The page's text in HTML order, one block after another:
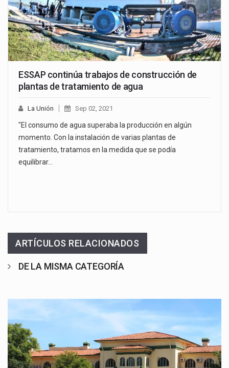
ESSAP continúa trabajos de construcción de
plantas de tratamiento de agua
La Unión Sep 02, 2021
"El consumo de agua superaba la producción en algún
momento. Con la instalación de varias plantas de
tratamiento, tratamos en la medida que se podía
equilibrar…
ARTÍCULOS RELACIONADOS
DE LA MISMA CATEGORÍA